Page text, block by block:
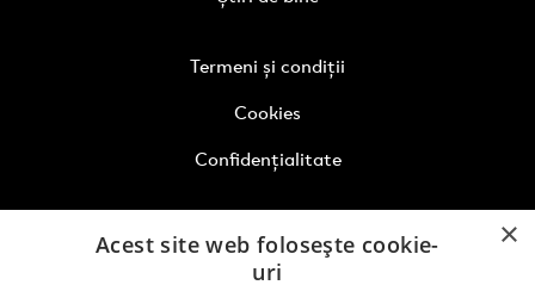
Termeni și condiții
Cookies
Confidențialitate
×
Acest site web folosește cookie-
uri